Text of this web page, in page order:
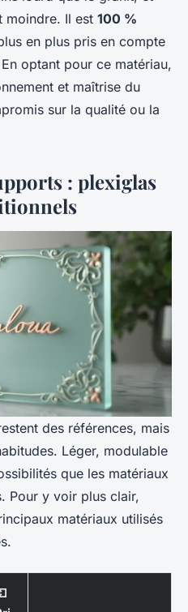
moindre. Il est 100 %
en plus pris en compte
optant pour ce matériau,
et maîtrise du
sur la qualité ou la
: plexiglas
des références, mais
Léger, modulable
que les matériaux
Pour y voir plus clair,
matériaux utilisés